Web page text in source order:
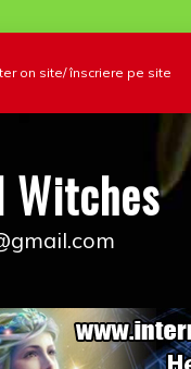
on site/ înscriere pe site
Witches